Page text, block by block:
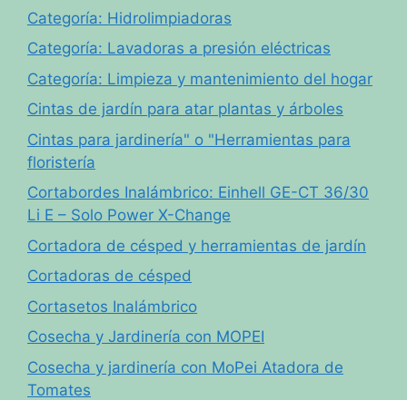
Categoría: Hidrolimpiadoras
Categoría: Lavadoras a presión eléctricas
Categoría: Limpieza y mantenimiento del hogar
Cintas de jardín para atar plantas y árboles
Cintas para jardinería" o "Herramientas para
floristería
Cortabordes Inalámbrico: Einhell GE-CT 36/30
Li E – Solo Power X-Change
Cortadora de césped y herramientas de jardín
Cortadoras de césped
Cortasetos Inalámbrico
Cosecha y Jardinería con MOPEI
Cosecha y jardinería con MoPei Atadora de
Tomates